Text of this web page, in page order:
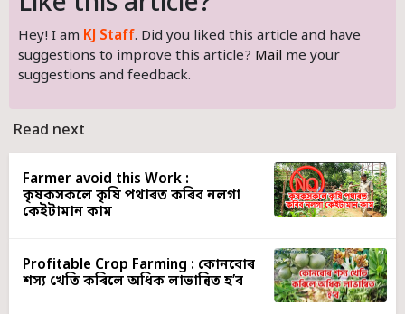
Hey! I am KJ Staff. Did you liked this article and have
suggestions to improve this article? Mail me your
suggestions and feedback.
Read next
Farmer avoid this Work :
কৃষকসকলে কৃষি পথাৰত কৰিব নলগা
কেইটামান কাম
Profitable Crop Farming : কোনবোৰ
শস্য খেতি কৰিলে অধিক লাভান্বিত হ’ব